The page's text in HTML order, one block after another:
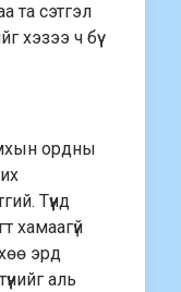
та сэтгэл
хэзээ ч бүү
ордны
Түүнд
хамаагүй
эрд
аль